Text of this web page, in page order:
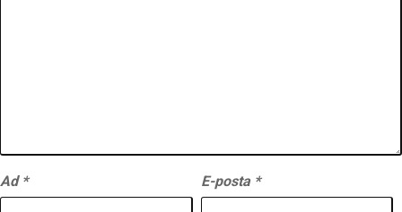
Ad * E-posta *